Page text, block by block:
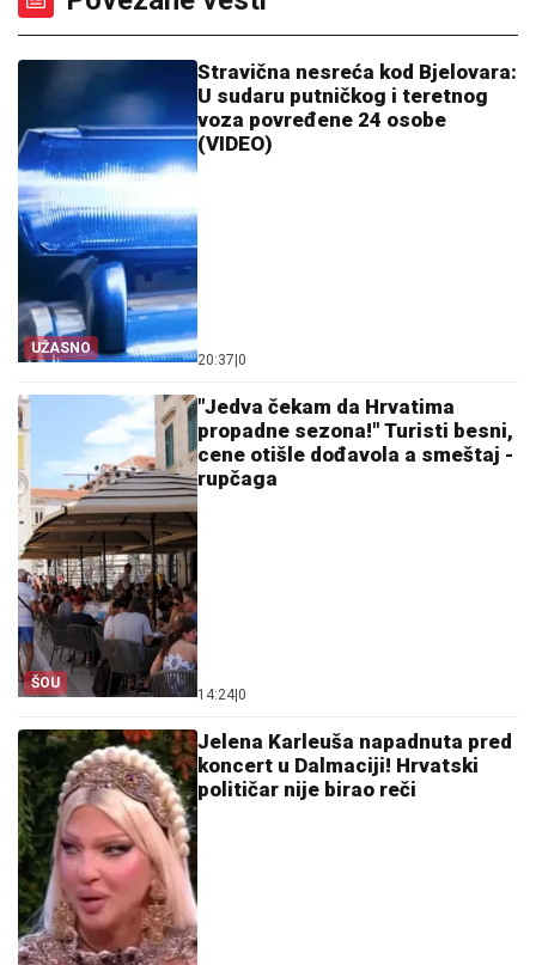
UŽASNO
Stravična nesreća kod Bjelovara:
U sudaru putničkog i teretnog
voza povređene 24 osobe
(VIDEO)
20:37 0
ŠOU
"Jedva čekam da Hrvatima
propadne sezona!" Turisti besni,
cene otišle dođavola a smeštaj -
rupčaga
14:24 0
Jelena Karleuša napadnuta pred
koncert u Dalmaciji! Hrvatski
političar nije birao reči